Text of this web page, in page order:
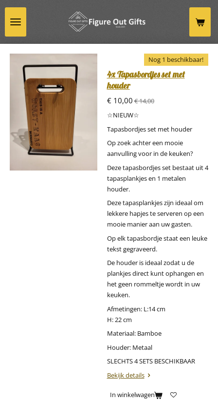
Ga
direct
hoofdinhoud
Nog 1 beschikbaar!
4x Tapasbordjes set met
houder
€ 10,00€ 14,00
☆NIEUW☆
Tapasbordjes set met houder
Op zoek achter een mooie
aanvulling voor in de keuken?
Deze tapasbordjes set bestaat uit 4
tapasplankjes en 1 metalen
houder.
Deze tapasplankjes zijn ideaal om
lekkere hapjes te serveren op een
mooie manier aan uw gasten.
Op elk tapasbordje staat een leuke
tekst gegraveerd.
De houder is ideaal zodat u de
plankjes direct kunt ophangen en
het geen rommeltje wordt in uw
keuken.
Afmetingen: L:14 cm
H: 22 cm
Materiaal: Bamboe
Houder: Metaal
SLECHTS 4 SETS BESCHIKBAAR
Bekijk details
In winkelwagen